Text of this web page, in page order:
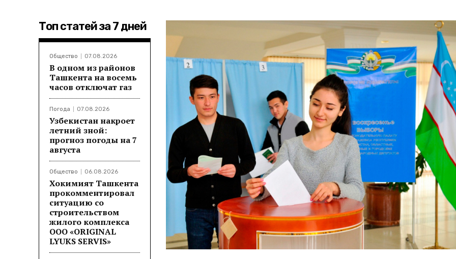
Топ статей за 7 дней
Общество 07.08.2026
В одном из районов
Ташкента на восемь
часов отключат газ
Погода 07.08.2026
Узбекистан накроет
летний зной:
прогноз погоды на 7
августа
Общество 06.08.2026
Хокимият Ташкента
прокомментировал
ситуацию со
строительством
жилого комплекса
ООО «ORIGINAL
LYUKS SERVIS»